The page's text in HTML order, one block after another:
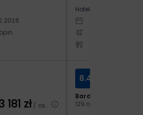
181 zł/ os.
Hotel:
Warszawa -
Bardzo dobry
129 opinii
8.4